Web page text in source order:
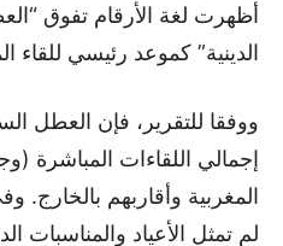
أظهرت لغة الأرقام تفوق
الدينية” كموعد رئيسي للقاء
إجمالي اللقاءات المباشرة
المغربية وأقاربهم بالخارج.